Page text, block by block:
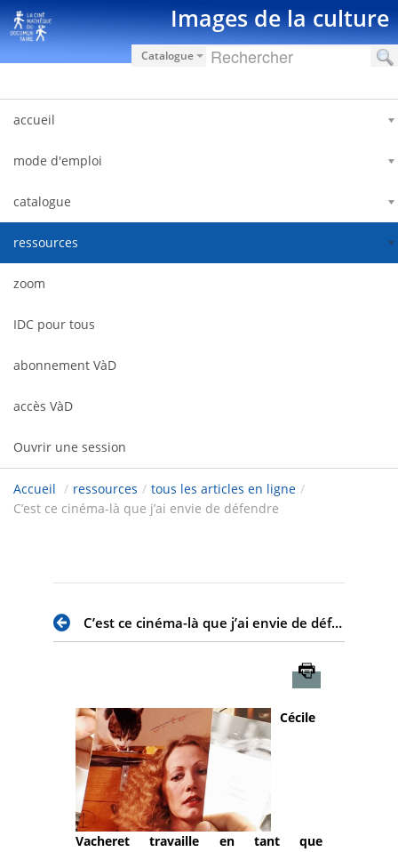
Saut au contenu Images de la culture
Catalogue
accueil
mode d'emploi
catalogue
ressources
zoom
IDC pour tous
abonnement VàD
accès VàD
Ouvrir une session
Accueil / ressources / tous les articles en ligne /
C’est ce cinéma-là que j’ai envie de défendre
C’est ce cinéma-là que j’ai envie de défendre
Cécile
Vacheret travaille en tant que